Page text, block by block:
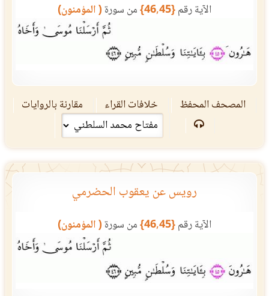
الآية رقم{46,45} من سورة( المؤمنون)
المصحف المحفظ خلافات القراء مقارنة بالروايات
رويس عن يعقوب الحضرمي
الآية رقم{46,45} من سورة( المؤمنون)